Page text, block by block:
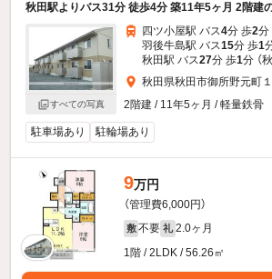
秋田駅よりバス31分 徒歩4分 築11年5ヶ月 2階建
すべての写真
四ツ小屋駅 バス4分 歩2分
羽後牛島駅 バス15分 歩1
秋田駅 バス27分 歩1分 （
秋田県秋田市御所野元町
2階建 / 11年5ヶ月 / 軽量鉄骨
駐車場あり 駐輪場あり
9万円
（管理費6,000円）
敷 不要 礼 2.0ヶ月
1階 / 2LDK / 56.26㎡